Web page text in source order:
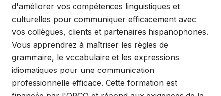
d'améliorer vos compétences linguistiques et
culturelles pour communiquer efficacement avec
vos collègues, clients et partenaires hispanophones.
Vous apprendrez à maîtriser les règles de
grammaire, le vocabulaire et les expressions
idiomatiques pour une communication
professionnelle efficace. Cette formation est